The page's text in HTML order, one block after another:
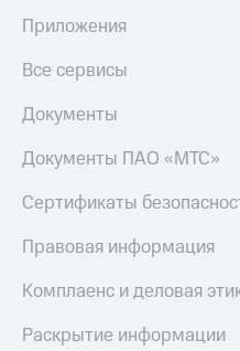
Приложения
Все сервисы
Документы
Документы ПАО «МТС»
Сертификаты
Правовая информация
Комплаенс и деловая
Раскрытие информации